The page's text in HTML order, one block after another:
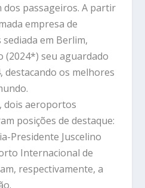
dos passageiros. A partir
empresa de
em Berlim,
(2024*) seu aguardado
destacando os melhores
dois aeroportos
posições de destaque:
Presidente Juscelino
Internacional de
respectivamente, a